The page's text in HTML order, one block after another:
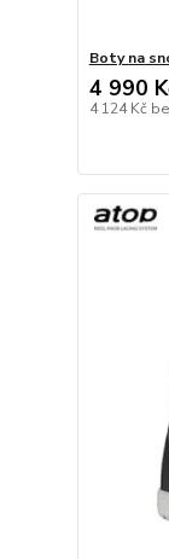
Boty na
4 990
4 124 Kč